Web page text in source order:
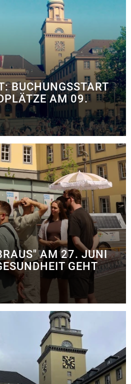
BUCHUNGSSTART
AM 09.
AM 27. JUNI
GEHT